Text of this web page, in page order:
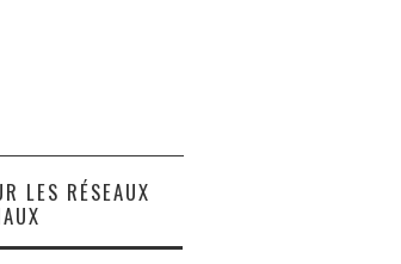
LES RÉSEAUX